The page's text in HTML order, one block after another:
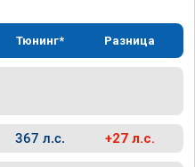
Тюнинг* Разница
367 л.с. +27 л.с.